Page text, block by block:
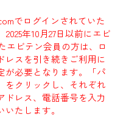
でログインされていた
年10月27日以前にエビ
エビテン会員の方は、ロ
レスを引き続きご利用に
が必要となります。「パ
をクリックし、それぞれ
ドレス、電話番号を入力
たします。